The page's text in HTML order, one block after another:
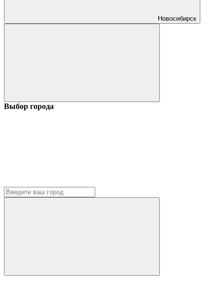
Новосибирск
Выбор города